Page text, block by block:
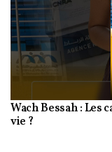
Wach Bessah :
vie ?